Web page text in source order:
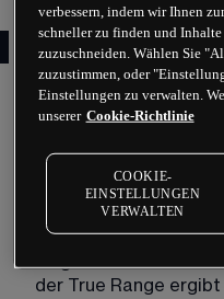
Berechnung
Der Supertrend
Handelsplattform
Zur Berechnung des
True Range
viele Perioden
der True Range ergibt
verbessern, indem wir Ihnen
schneller zu finden und
zuzuschneiden. Wählen Sie
zuzustimmen, oder
Einstellungen zu verwalten.
unserer Cookie-Richtlinie
COOKIE-
EINSTELLUNGEN
VERWALTEN